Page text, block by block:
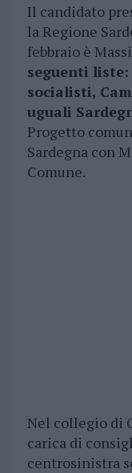
Il candidato
la Regione
febbraio è
seguenti
socialisti,
uguali
Progetto
Sardegna con
Comune.
Nel collegio di
carica di
centrosinistra